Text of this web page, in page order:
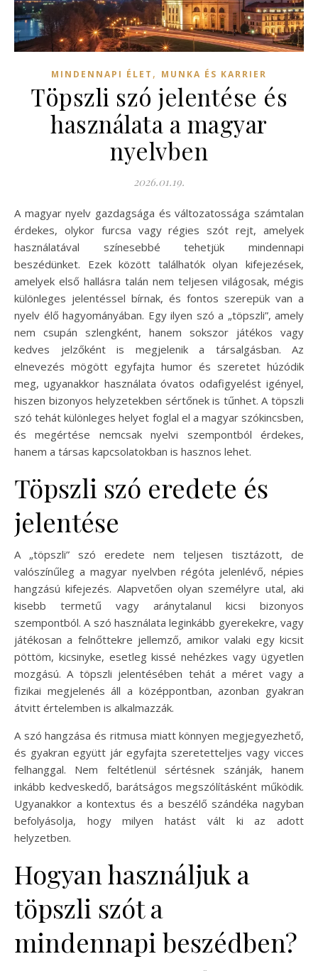
MINDENNAPI ÉLET , MUNKA ÉS KARRIER
Töpszli szó jelentése és
használata a magyar
nyelvben
2026.01.19.
A magyar nyelv gazdagsága és változatossága számtalan
érdekes, olykor furcsa vagy régies szót rejt, amelyek
használatával színesebbé tehetjük mindennapi
beszédünket. Ezek között találhatók olyan kifejezések,
amelyek első hallásra talán nem teljesen világosak, mégis
különleges jelentéssel bírnak, és fontos szerepük van a
nyelv élő hagyományában. Egy ilyen szó a „töpszli”, amely
nem csupán szlengként, hanem sokszor játékos vagy
kedves jelzőként is megjelenik a társalgásban. Az
elnevezés mögött egyfajta humor és szeretet húzódik
meg, ugyanakkor használata óvatos odafigyelést igényel,
hiszen bizonyos helyzetekben sértőnek is tűnhet. A töpszli
szó tehát különleges helyet foglal el a magyar szókincsben,
és megértése nemcsak nyelvi szempontból érdekes,
hanem a társas kapcsolatokban is hasznos lehet.
Töpszli szó eredete és
jelentése
A „töpszli” szó eredete nem teljesen tisztázott, de
valószínűleg a magyar nyelvben régóta jelenlévő, népies
hangzású kifejezés. Alapvetően olyan személyre utal, aki
kisebb termetű vagy aránytalanul kicsi bizonyos
szempontból. A szó használata leginkább gyerekekre, vagy
játékosan a felnőttekre jellemző, amikor valaki egy kicsit
pöttöm, kicsinyke, esetleg kissé nehézkes vagy ügyetlen
mozgású. A töpszli jelentésében tehát a méret vagy a
fizikai megjelenés áll a középpontban, azonban gyakran
átvitt értelemben is alkalmazzák.
A szó hangzása és ritmusa miatt könnyen megjegyezhető,
és gyakran együtt jár egyfajta szeretetteljes vagy vicces
felhanggal. Nem feltétlenül sértésnek szánják, hanem
inkább kedveskedő, barátságos megszólításként működik.
Ugyanakkor a kontextus és a beszélő szándéka nagyban
befolyásolja, hogy milyen hatást vált ki az adott
helyzetben.
Hogyan használjuk a
töpszli szót a
mindennapi beszédben?